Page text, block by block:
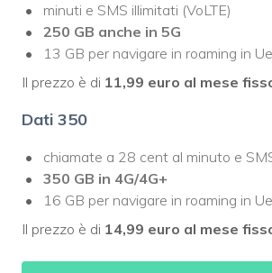
minuti e SMS illimitati (VoLTE)
250 GB anche in 5G
13 GB per navigare in roaming in Ue
Il prezzo è di 11,99 euro al mese
Dati 350
chiamate a 28 cent al minuto e
350 GB in 4G/4G+
16 GB per navigare in roaming in Ue
Il prezzo è di 14,99 euro al mese